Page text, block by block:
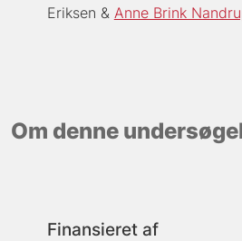
Eriksen
Anne Brink
Om denne
Finansieret af